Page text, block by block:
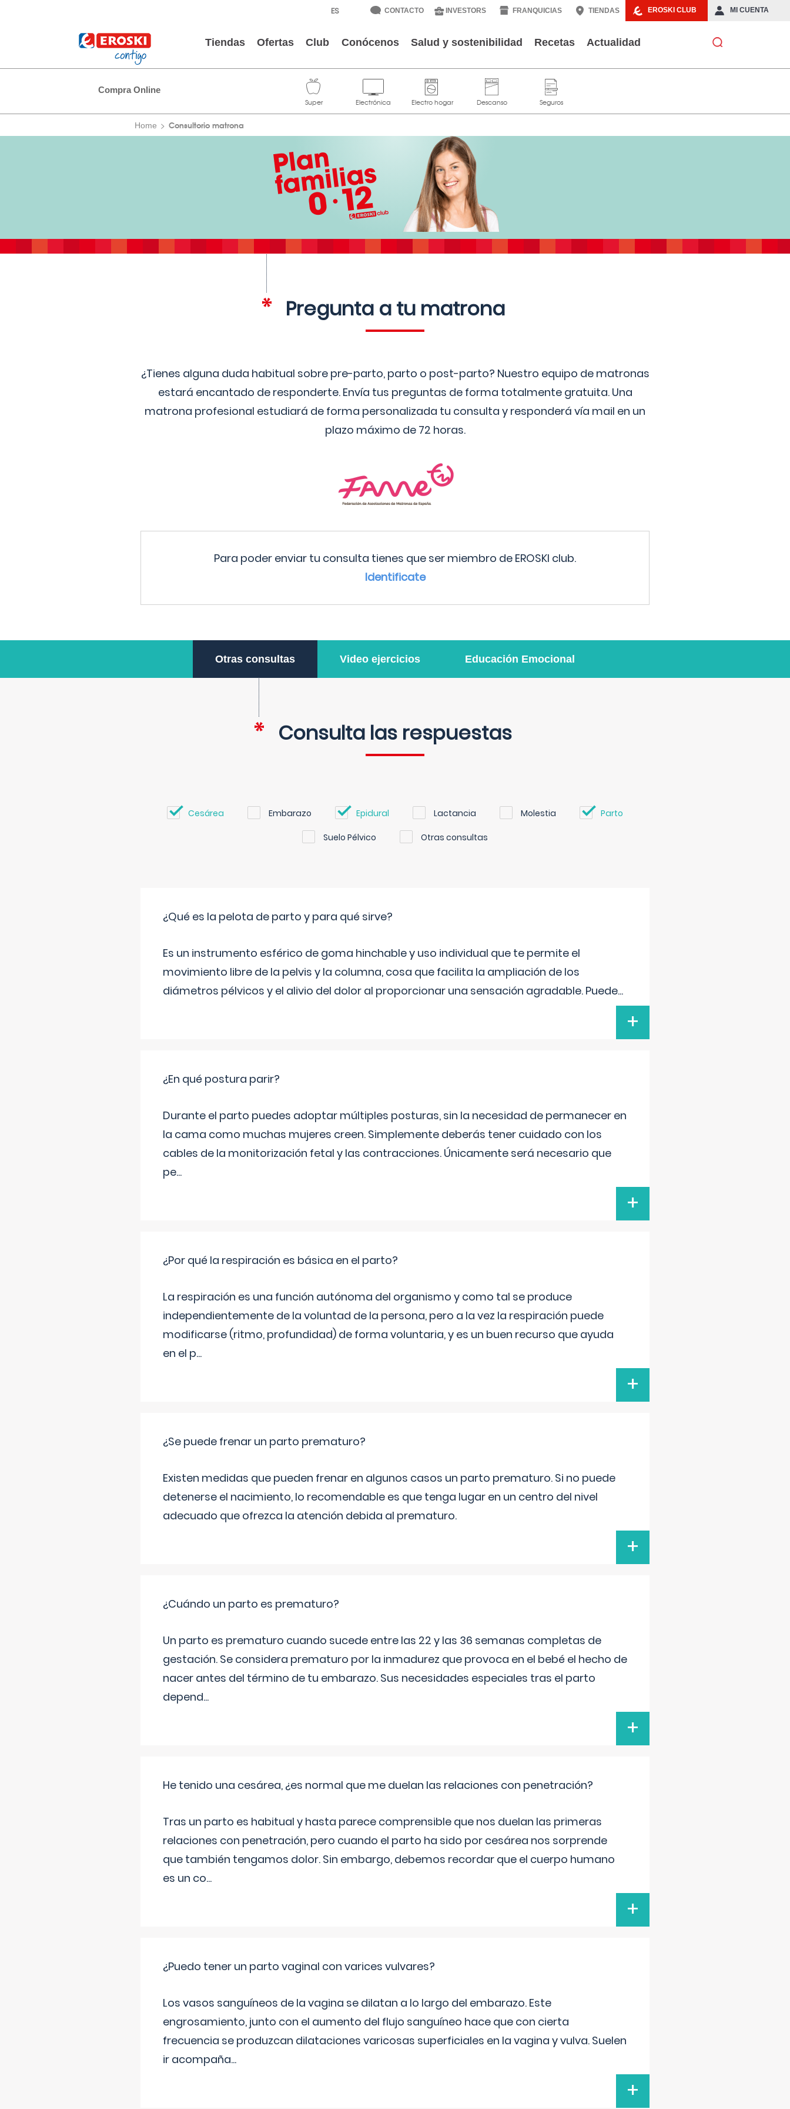
EROSKI CLUB MI CUENTA
CONTACTO INVESTORS FRANQUICIAS TIENDAS
Tiendas Ofertas Club Conócenos Salud y sostenibilidad Recetas Actualidad
Compra Online
Home Consultorio matrona
Pregunta a tu matrona
¿Tienes alguna duda habitual sobre pre-parto, parto o post-parto? Nuestro equipo de matronas
estará encantado de responderte. Envía tus preguntas de forma totalmente gratuita. Una
matrona profesional estudiará de forma personalizada tu consulta y responderá vía mail en un
plazo máximo de 72 horas.
Para poder enviar tu consulta tienes que ser miembro de EROSKI club.
Identificate
Otras consultas Video ejercicios Educación Emocional
Consulta las respuestas
Cesárea Embarazo Epidural Lactancia Molestia Parto
Suelo Pélvico Otras consultas
¿Qué es la pelota de parto y para qué sirve?
Es un instrumento esférico de goma hinchable y uso individual que te permite el
movimiento libre de la pelvis y la columna, cosa que facilita la ampliación de los
diámetros pélvicos y el alivio del dolor al proporcionar una sensación agradable. Puede...
+
¿En qué postura parir?
Durante el parto puedes adoptar múltiples posturas, sin la necesidad de permanecer en
la cama como muchas mujeres creen. Simplemente deberás tener cuidado con los
cables de la monitorización fetal y las contracciones. Únicamente será necesario que
pe...
+
¿Por qué la respiración es básica en el parto?
La respiración es una función autónoma del organismo y como tal se produce
independientemente de la voluntad de la persona, pero a la vez la respiración puede
modificarse (ritmo, profundidad) de forma voluntaria, y es un buen recurso que ayuda
en el p...
+
¿Se puede frenar un parto prematuro?
Existen medidas que pueden frenar en algunos casos un parto prematuro. Si no puede
detenerse el nacimiento, lo recomendable es que tenga lugar en un centro del nivel
adecuado que ofrezca la atención debida al prematuro.
+
¿Cuándo un parto es prematuro?
Un parto es prematuro cuando sucede entre las 22 y las 36 semanas completas de
gestación. Se considera prematuro por la inmadurez que provoca en el bebé el hecho de
nacer antes del término de tu embarazo. Sus necesidades especiales tras el parto
depend...
+
He tenido una cesárea, ¿es normal que me duelan las relaciones con penetración?
Tras un parto es habitual y hasta parece comprensible que nos duelan las primeras
relaciones con penetración, pero cuando el parto ha sido por cesárea nos sorprende
que también tengamos dolor. Sin embargo, debemos recordar que el cuerpo humano
es un co...
+
¿Puedo tener un parto vaginal con varices vulvares?
Los vasos sanguíneos de la vagina se dilatan a lo largo del embarazo. Este
engrosamiento, junto con el aumento del flujo sanguíneo hace que con cierta
frecuencia se produzcan dilataciones varicosas superficiales en la vagina y vulva. Suelen
ir acompaña...
+